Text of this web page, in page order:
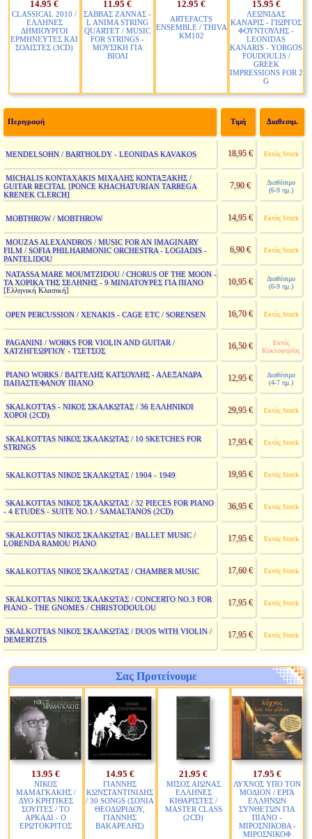
14.95 €
CLASSICAL 2010 /
ΕΛΛΗΝΕΣ
ΔΗΜΙΟΥΡΓΟΙ
ΕΡΜΗΝΕΥΤΕΣ ΚΑΙ
ΣΟΛΙΣΤΕΣ (3CD)
11.95 €
ΣΑΒΒΑΣ ΖΑΝΝΑΣ -
L ANIMA STRING
QUARTET / MUSIC
FOR STRINGS -
ΜΟΥΣΙΚΗ ΓΙΑ
ΒΙΟΛΙ
12.95 €
ARTEFACTS
ENSEMBLE / THIVA
KM102
15.95 €
ΛΕΩΝΙΔΑΣ
ΚΑΝΑΡΙΣ - ΓΙΩΡΓΟΣ
ΦΟΥΝΤΟΥΛΗΣ -
LEONIDAS
KANARIS - YORGOS
FOUDOULIS /
GREEK
IMPRESSIONS FOR 2
G
Περιγραφή Τιμή Διαθεσιμ.
MENDELSOHN / BARTHOLDY - LEONIDAS KAVAKOS 18,95 € Εκτός Stock
MICHALIS KONTAXAKIS ΜΙΧΑΛΗΣ ΚΟΝΤΑΞΑΚΗΣ /
GUITAR RECITAL [PONCE KHACHATURIAN TARREGA
KRENEK CLERCH]
7,90 €
Διαθέσιμο
(6-9 ημ.)
MOBTHROW / MOBTHROW 14,95 € Εκτός Stock
MOUZAS ALEXANDROS / MUSIC FOR AN IMAGINARY
FILM / SOFIA PHILHARMONIC ORCHESTRA - LOGIADIS -
PANTELIDOU
6,90 € Εκτός Stock
NATASSA MARE MOUMTZIDOU / CHORUS OF THE MOON -
ΤΑ ΧΟΡΙΚΑ ΤΗΣ ΣΕΛΗΝΗΣ - 9 ΜΙΝΙΑΤΟΥΡΕΣ ΓΙΑ ΠΙΑΝΟ
[Ελληνική Κλασική]
10,95 €
Διαθέσιμο
(6-9 ημ.)
OPEN PERCUSSION / XENAKIS - CAGE ETC / SORENSEN 16,70 € Εκτός Stock
PAGANINI / WORKS FOR VIOLIN AND GUITAR /
ΧΑΤΖΗΓΕΩΡΓΙΟΥ - ΤΣΕΤΣΟΣ
16,50 €
Εκτός
Κυκλοφορίας
PIANO WORKS / ΒΑΓΓΕΛΗΣ ΚΑΤΣΟΥΛΗΣ - ΑΛΕΞΑΝΔΡΑ
ΠΑΠΑΣΤΕΦΑΝΟΥ ΠΙΑΝΟ
12,95 €
Διαθέσιμο
(4-7 ημ.)
SKALKOTTAS - ΝΙΚΟΣ ΣΚΑΛΚΩΤΑΣ / 36 ΕΛΛΗΝΙΚΟΙ
ΧΟΡΟΙ (2CD)
29,95 € Εκτός Stock
SKALKOTTAS ΝΙΚΟΣ ΣΚΑΛΚΩΤΑΣ / 10 SKETCHES FOR
STRINGS
17,95 € Εκτός Stock
SKALKOTTAS ΝΙΚΟΣ ΣΚΑΛΚΩΤΑΣ / 1904 - 1949 19,95 € Εκτός Stock
SKALKOTTAS ΝΙΚΟΣ ΣΚΑΛΚΩΤΑΣ / 32 PIECES FOR PIANO
- 4 ETUDES - SUITE NO.1 / SAMALTANOS (2CD)
36,95 € Εκτός Stock
SKALKOTTAS ΝΙΚΟΣ ΣΚΑΛΚΩΤΑΣ / BALLET MUSIC /
LORENDA RAMOU PIANO
17,95 € Εκτός Stock
SKALKOTTAS ΝΙΚΟΣ ΣΚΑΛΚΩΤΑΣ / CHAMBER MUSIC 17,60 € Εκτός Stock
SKALKOTTAS ΝΙΚΟΣ ΣΚΑΛΚΩΤΑΣ / CONCERTO NO.3 FOR
PIANO - THE GNOMES / CHRISTODOULOU
17,95 € Εκτός Stock
SKALKOTTAS ΝΙΚΟΣ ΣΚΑΛΚΩΤΑΣ / DUOS WITH VIOLIN /
DEMERTZIS
17,95 € Εκτός Stock
Σας Προτείνουμε
13.95 €
ΝΙΚΟΣ
ΜΑΜΑΓΚΑΚΗΣ /
ΔΥΟ ΚΡΗΤΙΚΕΣ
ΣΟΥΙΤΕΣ / ΤΟ
ΑΡΚΑΔΙ - Ο
ΕΡΩΤΟΚΡΙΤΟΣ
14.95 €
ΓΙΑΝΝΗΣ
ΚΩΝΣΤΑΝΤΙΝΙΔΗΣ
/ 30 SONGS (ΣΟΝΙΑ
ΘΕΟΔΩΡΙΔΟΥ,
ΓΙΑΝΝΗΣ
ΒΑΚΑΡΕΛΗΣ)
21.95 €
ΜΙΣΟΣ ΑΙΩΝΑΣ
ΕΛΛΗΝΕΣ
ΚΙΘΑΡΙΣΤΕΣ /
MASTER CLASS
(2CD)
17.95 €
ΛΥΧΝΟΣ ΥΠΟ ΤΟΝ
ΜΟΔΙΟΝ / ΕΡΓΑ
ΕΛΛΗΝΩΝ
ΣΥΝΘΕΤΩΝ ΓΙΑ
ΠΙΑΝΟ -
ΜΙΡΟΣΝΙΚΟΒΑ -
ΜΙΡΟΣΝΙΚΟΦ